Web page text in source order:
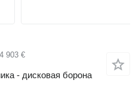
903 €
- дисковая борона